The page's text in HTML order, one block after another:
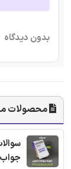
بدون دیدگاه
محصولات
جواب